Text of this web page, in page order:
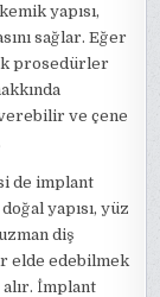
yapısı,
sağlar. Eğer
prosedürler
ve çene
de implant
yapısı, yüz
diş
elde edebilmek
alır. İmplant